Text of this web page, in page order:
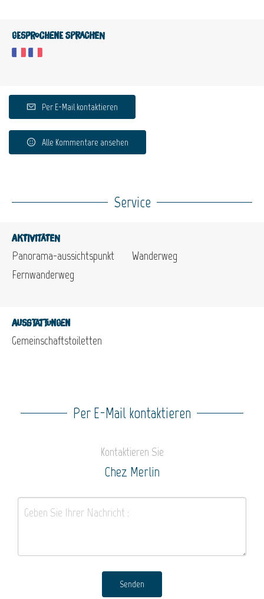
Gesprochene Sprachen
Per E-Mail kontaktieren
Alle Kommentare ansehen
Service
Aktivitäten
Panorama-aussichtspunkt
Fernwanderweg
Wanderweg
Ausstattungen
Gemeinschaftstoiletten
Per E-Mail kontaktieren
Kontaktieren Sie
Chez Merlin
Senden